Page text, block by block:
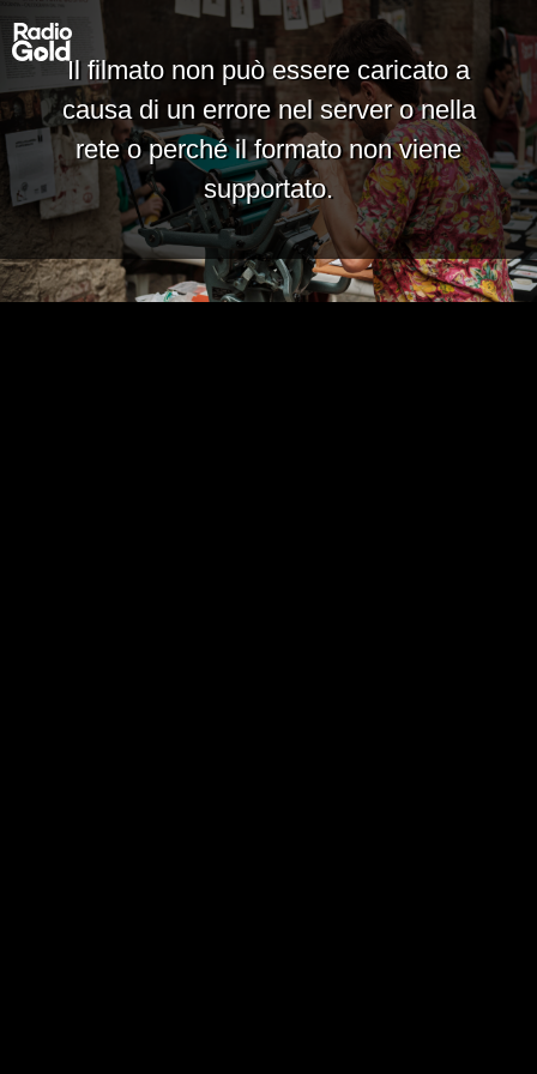
Il filmato non può essere caricato a
causa di un errore nel server o nella
rete o perché il formato non viene
supportato.